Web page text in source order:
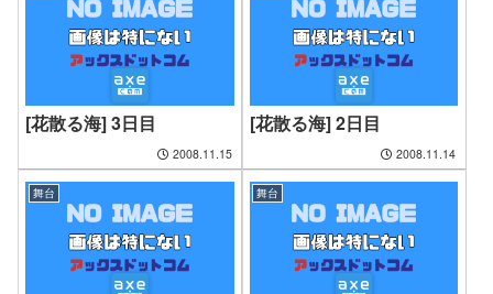
[花散る海] 3日目
2008.11.15
[花散る海] 2日目
2008.11.14
舞台 舞台